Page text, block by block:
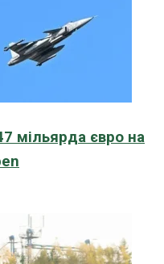
мільярда євро на